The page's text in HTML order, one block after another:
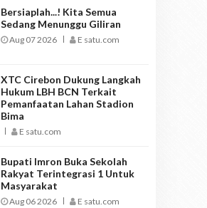
Bersiaplah...! Kita Semua
Sedang Menunggu Giliran
Aug 07 2026 E satu.com
XTC Cirebon Dukung Langkah
Hukum LBH BCN Terkait
Pemanfaatan Lahan Stadion
Bima
E satu.com
Bupati Imron Buka Sekolah
Rakyat Terintegrasi 1 Untuk
Masyarakat
Aug 06 2026 E satu.com